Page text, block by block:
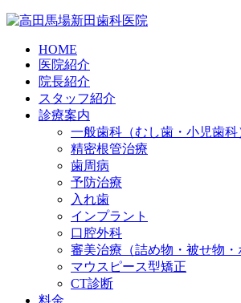
HOME
医院紹介
院長紹介
スタッフ紹介
診療案内
一般歯科（むし歯・小児歯科
精密根管治療
歯周病
予防治療
入れ歯
インプラント
口腔外科
審美治療（詰め物・被せ物・
マウスピース型矯正
CT診断
料金